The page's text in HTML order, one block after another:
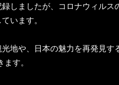
しましたが、コロナウィル
います。
地や、日本の魅力を再発見す
す。